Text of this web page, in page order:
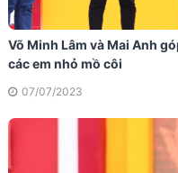
Võ Minh Lâm và Mai Anh
các em nhỏ mồ côi
07/07/2023